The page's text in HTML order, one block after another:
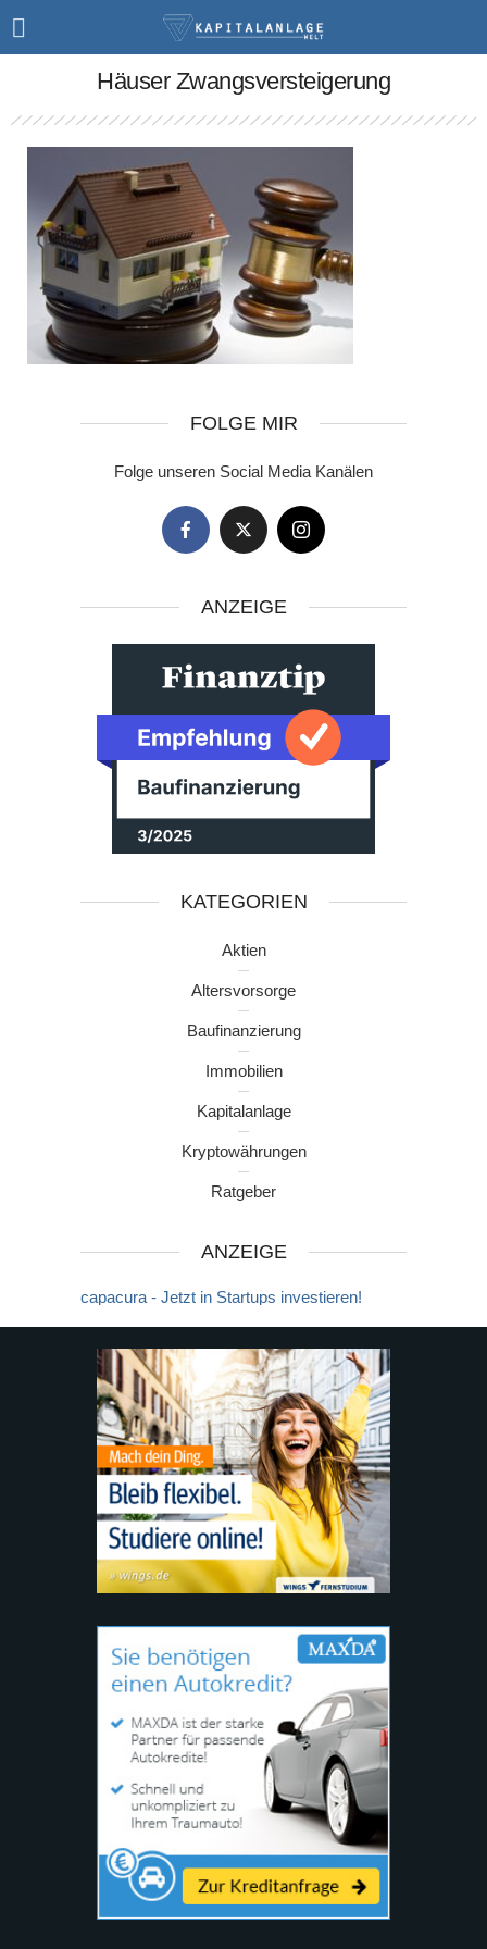
Häuser Zwangsversteigerung
FOLGE MIR
Folge unseren Social Media Kanälen
ANZEIGE
KATEGORIEN
Aktien
Altersvorsorge
Baufinanzierung
Immobilien
Kapitalanlage
Kryptowährungen
Ratgeber
ANZEIGE
capacura - Jetzt in Startups investieren!